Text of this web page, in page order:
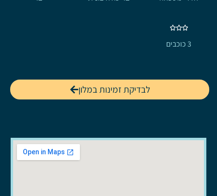
3 כוכבים
לבדיקת זמינות במלון